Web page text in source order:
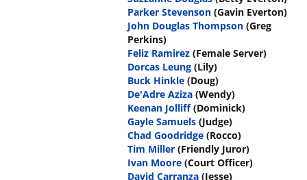
Parker Stevenson (Gavin Everton)
John Douglas Thompson (Greg
Perkins)
Feliz Ramirez (Female Server)
Dorcas Leung (Lily)
Buck Hinkle (Doug)
De'Adre Aziza (Wendy)
Keenan Jolliff (Dominick)
Gayle Samuels (Judge)
Chad Goodridge (Rocco)
Tim Miller (Friendly Juror)
Ivan Moore (Court Officer)
David Carranza (Jesse)